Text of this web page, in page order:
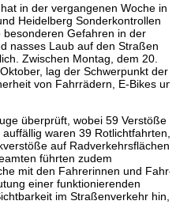
in der vergangenen Woche in
Heidelberg Sonderkontrollen
Gefahren in der
nasses Laub auf den Straßen
Zwischen Montag, dem 20.
lag der Schwerpunkt der
von Fahrrädern, E-Bikes
überprüft, wobei 59 Verstöße
waren 39 Rotlichtfahrten,
auf Radverkehrsflächen
führten zudem
mit den Fahrerinnen und
einer funktionierenden
im Straßenverkehr hin,